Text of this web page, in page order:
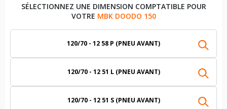
SÉLECTIONNEZ UNE DIMENSION COMPTATIBLE POUR
VOTRE MBK DOODO 150
120/70 - 12 58 P (PNEU AVANT)
120/70 - 12 51 L (PNEU AVANT)
120/70 - 12 51 S (PNEU AVANT)